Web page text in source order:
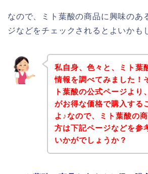
なので、ミト葉酸の商品に興味のあ
ジなどをチェックされるとよいかも
私自身、色々と、ミト葉
情報を調べてみました！
ト葉酸の公式ページより
がお得な価格で購入する
よ♪なので、ミト葉酸の
方は下記ページなどを参
いかがでしょうか？